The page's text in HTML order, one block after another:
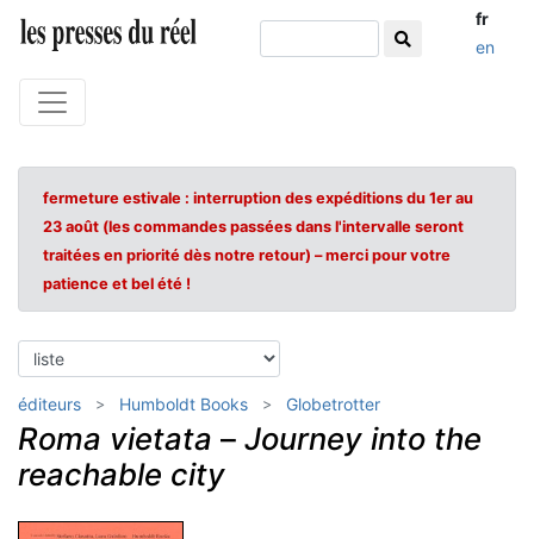
fr
en
fermeture estivale : interruption des expéditions du 1er au
23 août (les commandes passées dans l'intervalle seront
traitées en priorité dès notre retour) – merci pour votre
patience et bel été !
éditeurs Humboldt Books Globetrotter
Roma vietata – Journey into the
reachable city